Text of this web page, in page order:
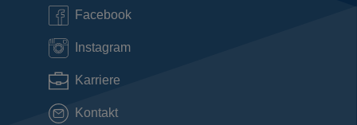
Facebook
Instagram
Karriere
Kontakt